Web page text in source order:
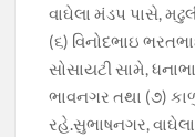
વાઘેલા મંડપ પાસે,
(૬) વિનોદભાઇ
સોસાયટી સામે,
ભાવનગર તથા (૭)
રહે.સુભાષનગર, વાઘેલા